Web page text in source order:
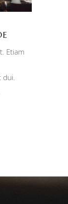
Etiam
dui.